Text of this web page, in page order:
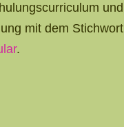
und
mit dem Stichwort
.